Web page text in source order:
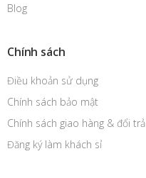
Blog
Chính sách
Điều khoản sử dụng
Chính sách bảo mật
Chính sách giao hàng & đổi trả
Đăng ký làm khách sỉ